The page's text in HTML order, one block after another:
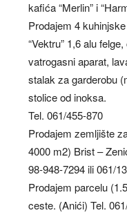
kafića “Merlin” i
Prodajem 4
“Vektru” 1,6 alu
vatrogasni aparat,
stalak za garderobu
stolice od inoksa.
Tel. 061/455-870
Prodajem zemljište
4000 m2) Brist –
98-948-7294 ili 061/
Prodajem parcelu
ceste. (Anići) Tel.